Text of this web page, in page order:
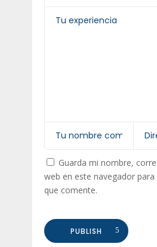
Guarda mi nombre,
web en este navegador
que comente.
PUBLISH